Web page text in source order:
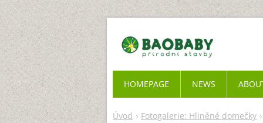
Úvod Fotogalerie: Hliněné domečky
HOMEPAGE NEWS